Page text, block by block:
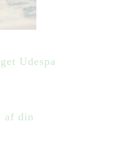
Udespa
af din